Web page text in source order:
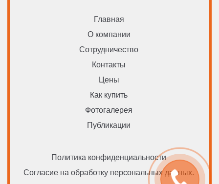
Главная
О компании
Сотрудничество
Контакты
Цены
Как купить
Фотогалерея
Публикации
Политика конфиденциальности
Согласие на обработку персональных данных.